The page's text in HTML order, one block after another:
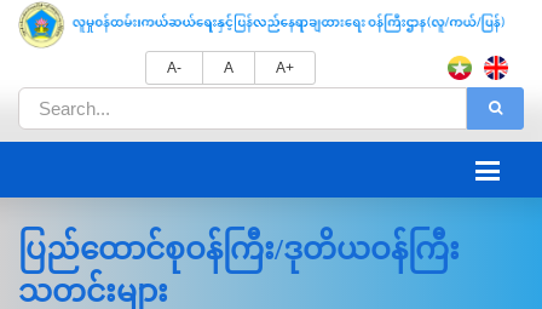
A- A A+
ပြည်ထောင်စုဝန်ကြီး/ဒုတိယဝန်ကြီး
သတင်းများ